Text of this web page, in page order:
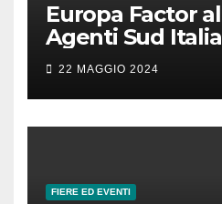
Europa Factor
Agenti Sud
22 MAGGIO 2024
FIERE ED EVENTI